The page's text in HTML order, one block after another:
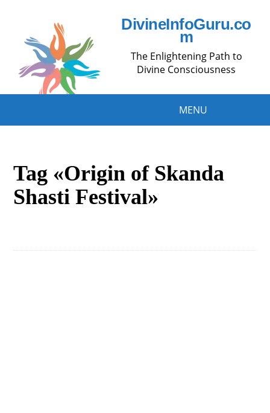
DivineInfoGuru.co
m
The Enlightening Path to
Divine Consciousness
MENU
Tag «Origin of Skanda
Shasti Festival»